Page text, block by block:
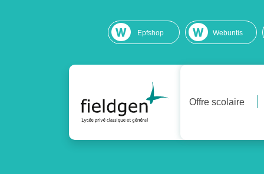
Epfshop Webuntis
Offre scolaire